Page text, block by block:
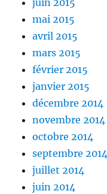
mai 2015
avril 2015
mars 2015
février 2015
janvier 2015
décembre 2014
novembre 2014
octobre 2014
septembre 2014
juillet 2014
juin 2014